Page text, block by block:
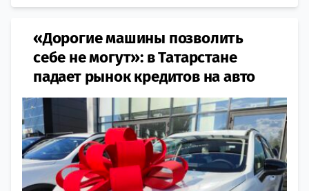
«Дорогие машины позволить
себе не могут»: в Татарстане
падает рынок кредитов на авто